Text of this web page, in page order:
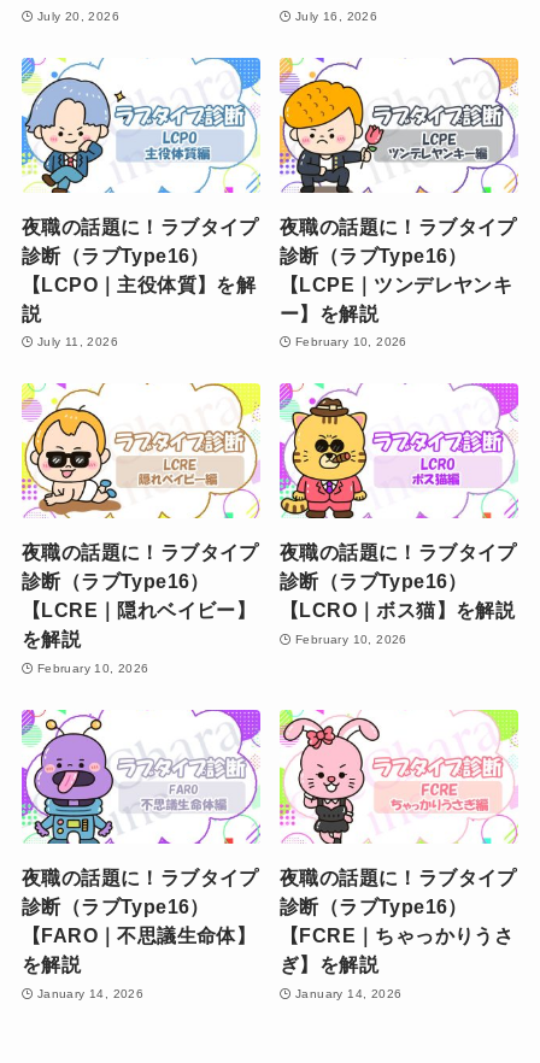
July 20, 2026 July 16, 2026
夜職の話題に！ラブタイプ
診断（ラブType16）
【LCPO｜主役体質】を解
説
July 11, 2026
夜職の話題に！ラブタイプ
診断（ラブType16）
【LCPE｜ツンデレヤンキ
ー】を解説
February 10, 2026
夜職の話題に！ラブタイプ
診断（ラブType16）
【LCRE｜隠れベイビー】
を解説
February 10, 2026
夜職の話題に！ラブタイプ
診断（ラブType16）
【LCRO｜ボス猫】を解説
February 10, 2026
夜職の話題に！ラブタイプ
診断（ラブType16）
【FARO｜不思議生命体】
を解説
January 14, 2026
夜職の話題に！ラブタイプ
診断（ラブType16）
【FCRE｜ちゃっかりうさ
ぎ】を解説
January 14, 2026